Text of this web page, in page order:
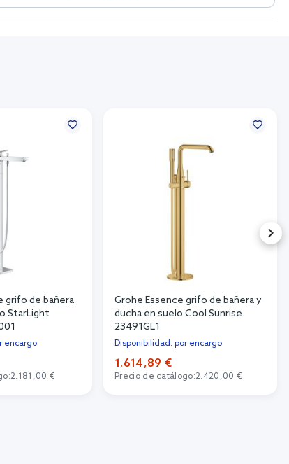
grifo de bañera
StarLight
encargo
2.181,00 €
Grohe Essence grifo de bañera y
ducha en suelo Cool Sunrise
23491GL1
Disponibilidad: por encargo
1.614,89 €
Precio de catálogo:2.420,00 €